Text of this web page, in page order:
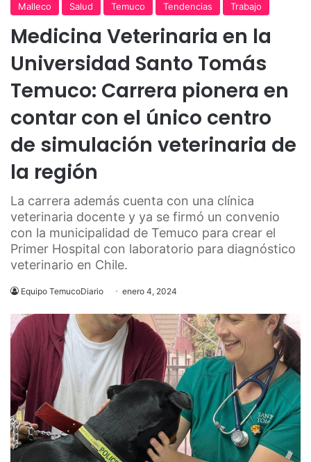
Malleco
Salud Temuco Tendencias Trabajo
Medicina Veterinaria en la
Universidad Santo Tomás
Temuco: Carrera pionera en
contar con el único centro
de simulación veterinaria de
la región
La carrera además cuenta con una clínica
veterinaria docente y ya se firmó un convenio
con la municipalidad de Temuco para crear el
Primer Hospital con laboratorio para diagnóstico
veterinario en Chile.
Equipo TemucoDiario enero 4, 2024